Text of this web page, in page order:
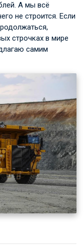
А мы всё
не строится. Если
строчках в мире
самим